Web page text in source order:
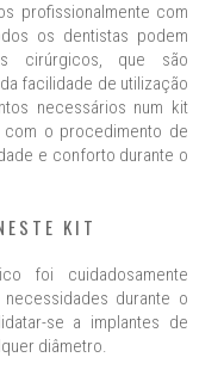
profissionalmente com
os dentistas podem
cirúrgicos, que são
facilidade de utilização
necessários num kit
o procedimento de
e conforto durante o
KIT
foi cuidadosamente
durante o
se a implantes de
diâmetro.